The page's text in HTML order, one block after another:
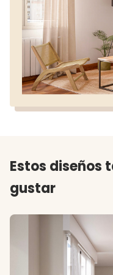
Estos diseños
gustar